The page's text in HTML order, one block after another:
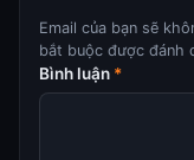
Email của bạn sẽ
bắt buộc được đánh
Bình luận *